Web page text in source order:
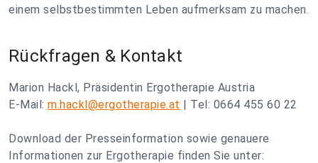
einem selbstbestimmten Leben aufmerksam zu machen.
Rückfragen & Kontakt
Marion Hackl, Präsidentin Ergotherapie Austria
E‐Mail: m.hackl@ergotherapie.at | Tel: 0664 455 60 22
Download der Presseinformation sowie genauere
Informationen zur Ergotherapie finden Sie unter: